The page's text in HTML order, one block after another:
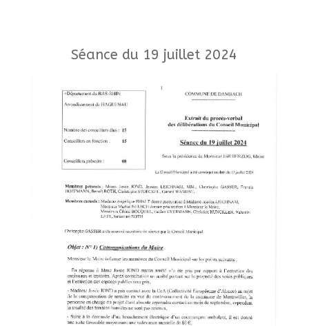
Séance du 19 juillet 2024